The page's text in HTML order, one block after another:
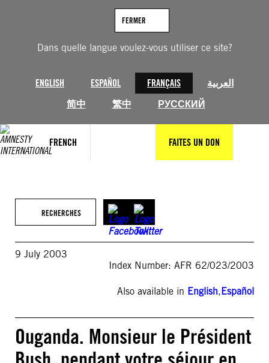
Dans quelle langue voulez-vous utiliser ce site?
ENGLISH ESPAÑOL FRANÇAIS
العربية
简中
繁中 РУССКИЙ
FERMER
FRENCH FAITES UN DON
RECHERCHES
9 July 2003
Index Number: AFR 62/023/2003
Also available in English,Español
Ouganda. Monsieur le Président